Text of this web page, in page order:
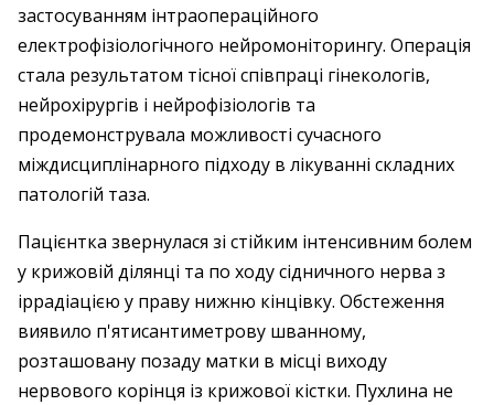
застосуванням інтраопераційного
електрофізіологічного нейромоніторингу. Операція
стала результатом тісної співпраці гінекологів,
нейрохірургів і нейрофізіологів та
продемонструвала можливості сучасного
міждисциплінарного підходу в лікуванні складних
патологій таза.
Пацієнтка звернулася зі стійким інтенсивним болем
у крижовій ділянці та по ходу сідничного нерва з
іррадіацією у праву нижню кінцівку. Обстеження
виявило п'ятисантиметрову шванному,
розташовану позаду матки в місці виходу
нервового корінця із крижової кістки. Пухлина не